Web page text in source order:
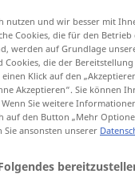
nutzen und wir besser mit
Cookies, die für den Betrieb
werden auf Grundlage
die der
Klick auf den
Akzeptieren“. Sie können
Sie weitere
auf den Button „Mehr
ansonsten unserer